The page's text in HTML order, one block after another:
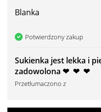
Blanka
Potwierdzony zakup
Sukienka jest lekka i
zadowolona ❤ ️ ❤ ️ ❤ ️
Przetłumaczono z